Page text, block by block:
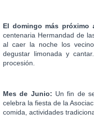
El domingo más
centenaria Hermandad de
al caer la noche los
degustar limonada y
procesión.
Mes de Junio: Un fin de
celebra la fiesta de la
comida, actividades